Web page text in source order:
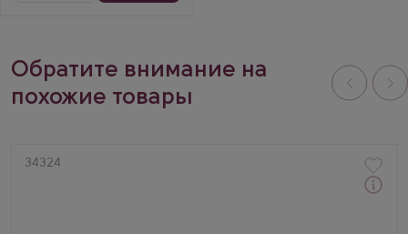
Обратите внимание на
похожие товары
Артикул
34324